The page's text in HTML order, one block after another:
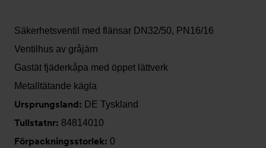
Säkerhetsventil med flänsar DN32/50, PN16/16
Ventilhus av gråjärn
Gastät fjäderkåpa med öppet lättverk
Metalltätande kägla
Ursprungsland: DE Tyskland
Tullstatnr: 84814010
Förpackningsstorlek: 0